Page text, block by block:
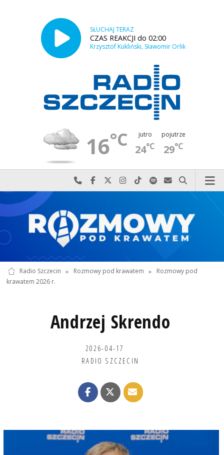
SŁUCHAJ TERAZ
CZAS REAKCJI do 02:00
Krzysztof Kukliński, Sławomir Orlik
16°C jutro
24°C
pojutrze
29°C
Najlepiej po prostu do nas zadzwoń
Odwiedź nas na Facebook-u
Odwiedź nas na X
Odwiedź nas na Instagram-ie
Odwiedź nas na TikTok-u
Szukaj nas na Spotify
Wyślij do nas
Szukaj
Radio Szczecin » Rozmowy pod krawatem »
Rozmowy pod
krawatem 2026 r.
Andrzej Skrendo
2026-04-17
RADIO SZCZECIN